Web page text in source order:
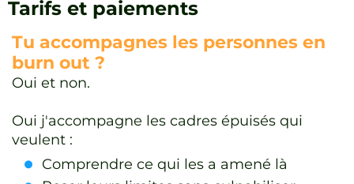
Tarifs et paiements
Tu accompagnes les personnes en
burn out ?
Oui et non.
Oui j'accompagne les cadres épuisés qui
veulent :
Comprendre ce qui les a amené là